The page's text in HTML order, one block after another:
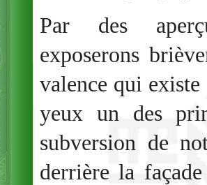
Par des
exposerons
valence qui
yeux un des
subversion de
derrière la